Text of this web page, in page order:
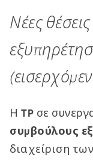
Νέες
Η TP σε
συμβούλους
διαχείριση